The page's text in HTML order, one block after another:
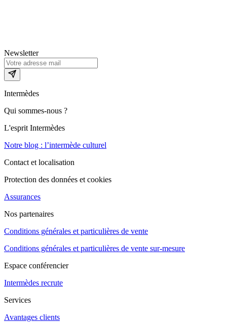
Newsletter
Intermèdes
Qui sommes-nous ?
L'esprit Intermèdes
Notre blog : l’intermède culturel
Contact et localisation
Protection des données et cookies
Assurances
Nos partenaires
Conditions générales et particulières de vente
Conditions générales et particulières de vente sur-mesure
Espace conférencier
Intermèdes recrute
Services
Avantages clients